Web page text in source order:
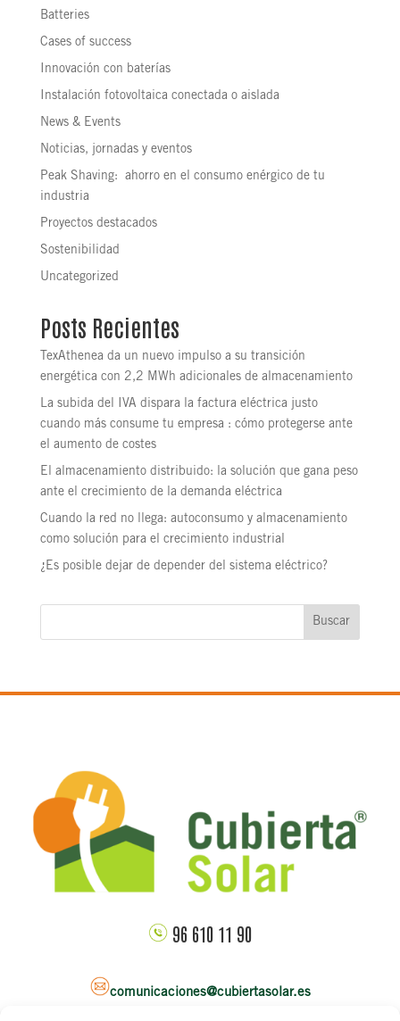
Batteries
Cases of success
Innovación con baterías
Instalación fotovoltaica conectada o aislada
News & Events
Noticias, jornadas y eventos
Peak Shaving: ahorro en el consumo enérgico de tu
industria
Proyectos destacados
Sostenibilidad
Uncategorized
Posts Recientes
TexAthenea da un nuevo impulso a su transición
energética con 2,2 MWh adicionales de almacenamiento
La subida del IVA dispara la factura eléctrica justo
cuando más consume tu empresa : cómo protegerse ante
el aumento de costes
El almacenamiento distribuido: la solución que gana peso
ante el crecimiento de la demanda eléctrica
Cuando la red no llega: autoconsumo y almacenamiento
como solución para el crecimiento industrial
¿Es posible dejar de depender del sistema eléctrico?
Buscar
96 610 11 90
comunicaciones@cubiertasolar.es